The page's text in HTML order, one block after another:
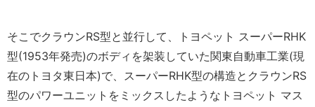
そこでクラウンRS型と並行して、トヨペット スーパーRHK
型(1953年発売)のボディを架装していた関東自動車工業(現
在のトヨタ東日本)で、スーパーRHK型の構造とクラウンRS
型のパワーユニットをミックスしたようなトヨペット マス